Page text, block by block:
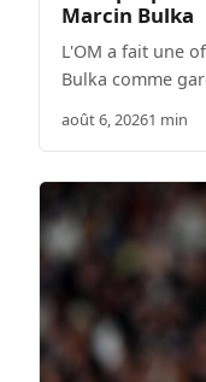
Marcin Bulka
L'OM a fait une
Bulka comme
août 6, 20261 min